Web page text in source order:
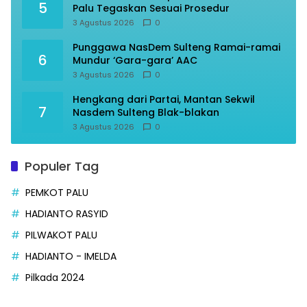
5
Palu Tegaskan Sesuai Prosedur
3 Agustus 2026 0
6
Punggawa NasDem Sulteng Ramai-ramai
Mundur ‘Gara-gara’ AAC
3 Agustus 2026 0
7
Hengkang dari Partai, Mantan Sekwil
Nasdem Sulteng Blak-blakan
3 Agustus 2026 0
Populer Tag
PEMKOT PALU
HADIANTO RASYID
PILWAKOT PALU
HADIANTO - IMELDA
Pilkada 2024